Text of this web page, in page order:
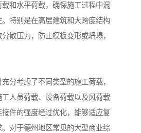
和水平荷载，确保施工过程中混
特别是在高层建筑和大跨度结构
散压力，防止模板变形或坍塌，
分考虑了不同类型的施工荷载，
人员荷载、设备荷载以及风荷载
件的强度经过优化，能够适应复
对于德州地区常见的大型商业综